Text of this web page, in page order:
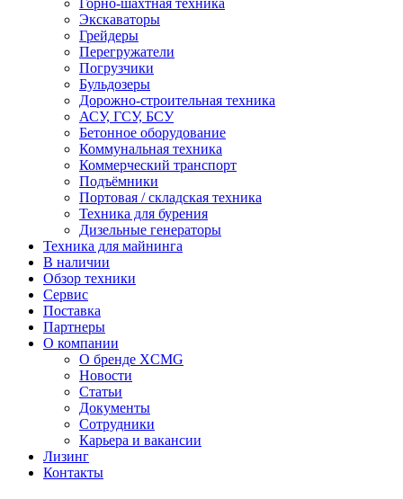
Горно-шахтная техника
Экскаваторы
Грейдеры
Перегружатели
Погрузчики
Бульдозеры
Дорожно-строительная техника
АСУ, ГСУ, БСУ
Бетонное оборудование
Коммунальная техника
Коммерческий транспорт
Подъёмники
Портовая / складская техника
Техника для бурения
Дизельные генераторы
Техника для майнинга
В наличии
Обзор техники
Сервис
Поставка
Партнеры
О компании
О бренде XCMG
Новости
Статьи
Документы
Сотрудники
Карьера и вакансии
Лизинг
Контакты